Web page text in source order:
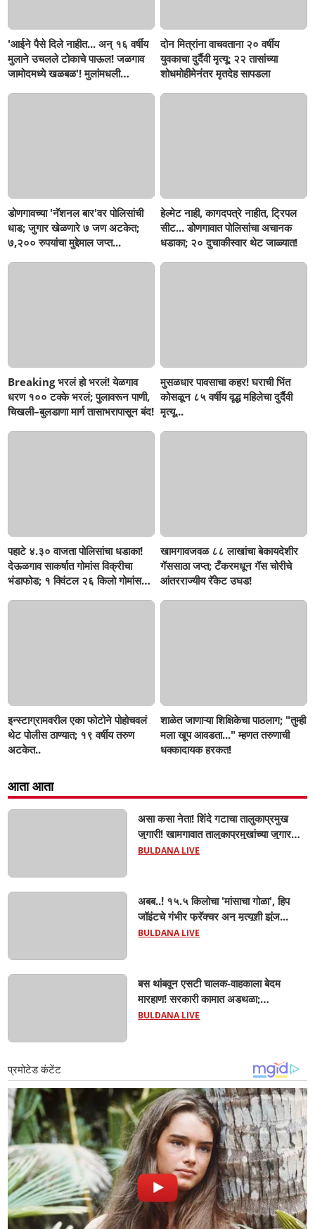
'आईने पैसे दिले नाहीत... अन् १६ वर्षीय
मुलाने उचलले टोकाचे पाऊल! जळगाव
जामोदमध्ये खळबळ'! मुलांमधली
दोन मित्रांना वाचवताना २० वर्षीय
युवकाचा दुर्दैवी मृत्यू; २२ तासांच्या
शोधमोहीमेनंतर मृतदेह सापडला
डोणगावच्या 'नॅशनल बार'वर पोलिसांची
धाड; जुगार खेळणारे ७ जण अटकेत;
७,२०० रुपयांचा मुद्देमाल जप्त...
हेल्मेट नाही, कागदपत्रे नाहीत, ट्रिपल
सीट... डोणगावात पोलिसांचा अचानक
धडाका; २० दुचाकीस्वार थेट जाळ्यात!
Breaking भरलं हो भरलं! येळगाव
धरण १०० टक्के भरलं; पुलावरून पाणी,
चिखली–बुलडाणा मार्ग तासाभरापासून बंद!
मुसळधार पावसाचा कहर! घराची भिंत
कोसळून ८५ वर्षीय वृद्ध महिलेचा दुर्दैवी
मृत्यू...
पहाटे ४.३० वाजता पोलिसांचा धडाका!
देऊळगाव साकर्षात गोमांस विक्रीचा
भंडाफोड; १ क्विंटल २६ किलो गोमांस
खामगावजवळ ८८ लाखांचा बेकायदेशीर
गॅससाठा जप्त; टँकरमधून गॅस चोरीचे
आंतरराज्यीय रॅकेट उघड!
इन्स्टाग्रामवरील एका फोटोने पोहोचवलं
थेट पोलीस ठाण्यात; १९ वर्षीय तरुण
अटकेत..
शाळेत जाणाऱ्या शिक्षिकेचा पाठलाग; "तुम्ही
मला खूप आवडता..." म्हणत तरुणाची
धक्कादायक हरकत!
आता आता
असा कसा नेता! शिंदे गटाचा तालुकाप्रमुख
जुगारी! खामगावात तालुकाप्रमुखांच्या जुगार
अड्ड्यावर डीवायएसपी पथकाची धाड.. अंधारात
BULDANA LIVE
अबब..! १५.५ किलोचा 'मांसाचा गोळा', हिप
जॉइंटचे गंभीर फ्रॅक्चर अन् मृत्यूशी झुंज...
BULDANA LIVE
बस थांबवून एसटी चालक-वाहकाला बेदम
मारहाण! सरकारी कामात अडथळा;
प्रवाशांसमोर धिंगाणा घालणाऱ्या तिघांविरुद्ध
BULDANA LIVE